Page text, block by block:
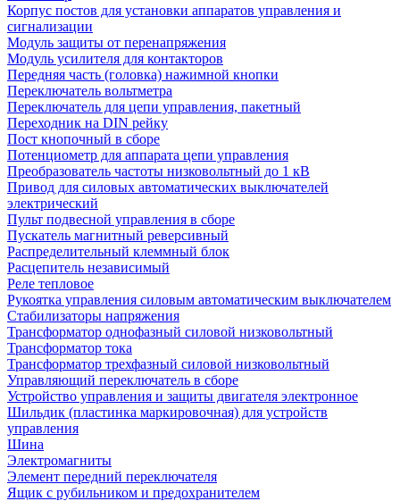
Корпус постов для установки аппаратов управления и
сигнализации
Модуль защиты от перенапряжения
Модуль усилителя для контакторов
Передняя часть (головка) нажимной кнопки
Переключатель вольтметра
Переключатель для цепи управления, пакетный
Переходник на DIN рейку
Пост кнопочный в сборе
Потенциометр для аппарата цепи управления
Преобразователь частоты низковольтный до 1 кВ
Привод для силовых автоматических выключателей
электрический
Пульт подвесной управления в сборе
Пускатель магнитный реверсивный
Распределительный клеммный блок
Расцепитель независимый
Реле тепловое
Рукоятка управления силовым автоматическим выключателем
Стабилизаторы напряжения
Трансформатор однофазный силовой низковольтный
Трансформатор тока
Трансформатор трехфазный силовой низковольтный
Управляющий переключатель в сборе
Устройство управления и защиты двигателя электронное
Шильдик (пластинка маркировочная) для устройств
управления
Шина
Электромагниты
Элемент передний переключателя
Ящик с рубильником и предохранителем